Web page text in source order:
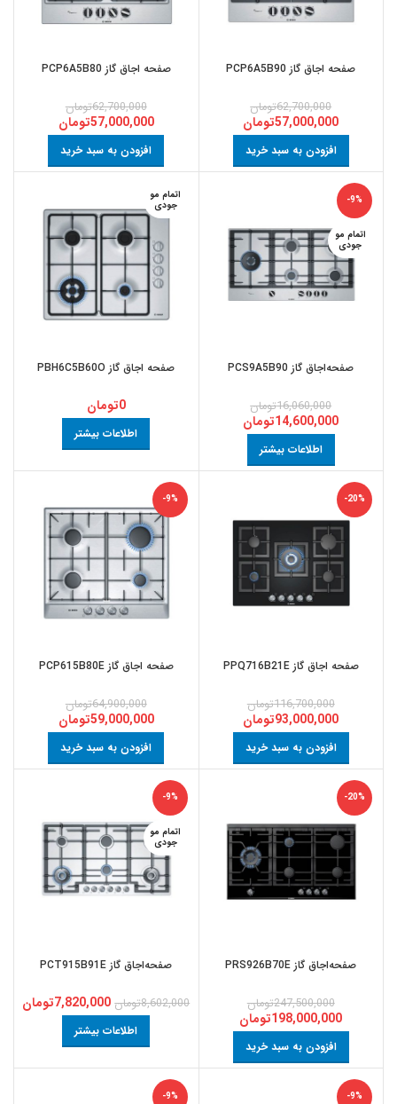
صفحه اجاق گاز PCP6A5B90
62,700,000تومان
57,000,000تومان
افزودن به سبد خرید
صفحه اجاق گاز PCP6A5B80
62,700,000تومان
57,000,000تومان
افزودن به سبد خرید
-9%
اتمام مو
جودی
صفحه‌اجاق گاز PCS9A5B90
16,060,000تومان
14,600,000تومان
اطلاعات بیشتر
اتمام مو
جودی
صفحه اجاق گاز PBH6C5B60O
0تومان
اطلاعات بیشتر
-20%
صفحه اجاق گاز PPQ716B21E
116,700,000تومان
93,000,000تومان
افزودن به سبد خرید
-9%
صفحه اجاق گاز PCP615B80E
64,900,000تومان
59,000,000تومان
افزودن به سبد خرید
-20%
صفحه‌اجاق گاز PRS926B70E
247,500,000تومان
198,000,000تومان
افزودن به سبد خرید
-9%
اتمام مو
جودی
صفحه‌اجاق گاز PCT915B91E
8,602,000تومان 7,820,000تومان
اطلاعات بیشتر
-9%
-9%